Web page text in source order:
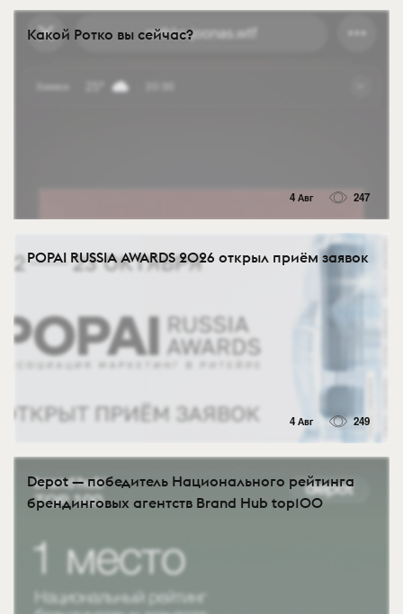
Какой Ротко вы сейчас?
4 Авг 247
POPAI RUSSIA AWARDS 2026 открыл приём заявок
4 Авг 249
Depot — победитель Национального рейтинга
брендинговых агентств Brand Hub top100